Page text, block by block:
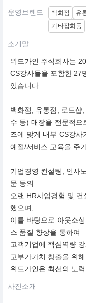
운영브랜드 백화점 유
기타잡화등
소개말
위드가인 주식회사는
CS강사들을 포함한 27
있습니다.
백화점, 유통점, 로드샵
수 등) 매장을 전문적으
즈에 맞게 내부 CS강
예절/서비스 교육을 주
기업경영 컨설팅, 인사
문 등의
오랜 HR사업경험 및
했으며,
이를 바탕으로 아웃소
스 품질 향상을 통하여
고객기업에 핵심역량
고부가가치 창출을 위해
위드가인은 최선의 노
사진소개